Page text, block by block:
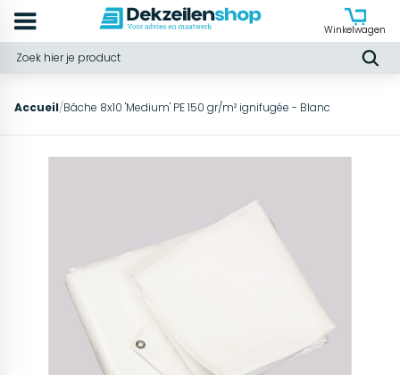
Winkelwagen
Accueil/Bâche 8x10 'Medium' PE 150 gr/m² ignifugée - Blanc